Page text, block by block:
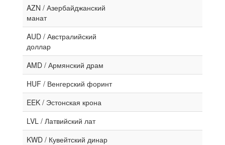
AZN / Азербайджанский
манат
AUD / Австралийский
доллар
AMD / Армянский драм
HUF / Венгерский форинт
EEK / Эстонская крона
LVL / Латвийский лат
KWD / Кувейтский динар